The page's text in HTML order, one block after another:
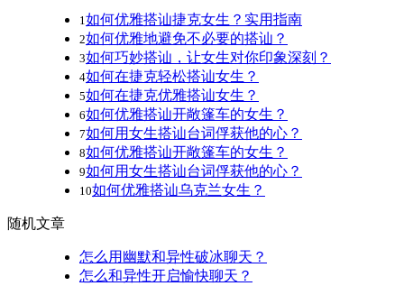
1如何优雅搭讪捷克女生？实用指南
2如何优雅地避免不必要的搭讪？
3如何巧妙搭讪，让女生对你印象深刻？
4如何在捷克轻松搭讪女生？
5如何在捷克优雅搭讪女生？
6如何优雅搭讪开敞篷车的女生？
7如何用女生搭讪台词俘获他的心？
8如何优雅搭讪开敞篷车的女生？
9如何用女生搭讪台词俘获他的心？
10如何优雅搭讪乌克兰女生？
随机文章
怎么用幽默和异性破冰聊天？
怎么和异性开启愉快聊天？